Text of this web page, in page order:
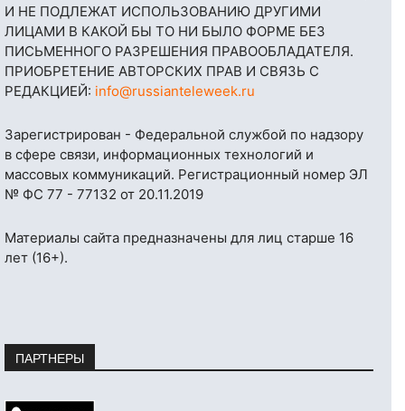
И НЕ ПОДЛЕЖАТ ИСПОЛЬЗОВАНИЮ ДРУГИМИ
ЛИЦАМИ В КАКОЙ БЫ ТО НИ БЫЛО ФОРМЕ БЕЗ
ПИСЬМЕННОГО РАЗРЕШЕНИЯ ПРАВООБЛАДАТЕЛЯ.
ПРИОБРЕТЕНИЕ АВТОРСКИХ ПРАВ И СВЯЗЬ С
РЕДАКЦИЕЙ: info@russianteleweek.ru
Зарегистрирован - Федеральной службой по надзору
в сфере связи, информационных технологий и
массовых коммуникаций. Регистрационный номер ЭЛ
№ ФС 77 - 77132 от 20.11.2019
Материалы сайта предназначены для лиц старше 16
лет (16+).
ПАРТНЕРЫ